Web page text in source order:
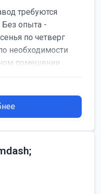
требуются
Без опыта -
по четверг
необходимости
помещении ...